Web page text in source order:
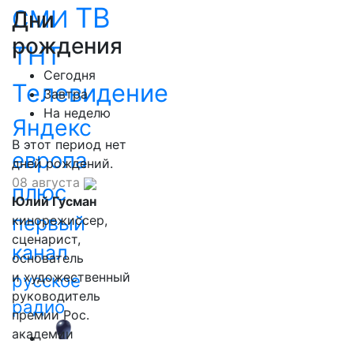
СМИ ТВ
ТНТ
Телевидение
Яндекс
европа
плюс
первый
канал
русское
радио
Дни
рождения
Сегодня
Завтра
На неделю
В этот период нет
дней рождений.
08 августа
Юлий Гусман
кинорежиссер,
сценарист,
основатель
и художественный
руководитель
премии Рос.
академии